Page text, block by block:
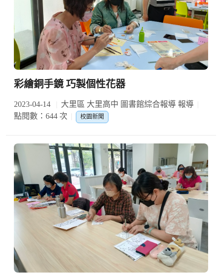
彩繪銅手鏡 巧製個性花器
2023-04-14
大里區 大里高中 圖書館綜合報導 報導
點閱數：644 次
校園新聞